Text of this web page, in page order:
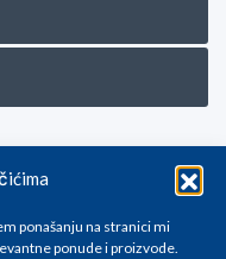
ponašanju na stranici mi
ponude i proizvode.